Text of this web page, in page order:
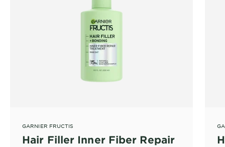
GARNIER FRUCTIS
Hair Filler Inner Fiber Repair